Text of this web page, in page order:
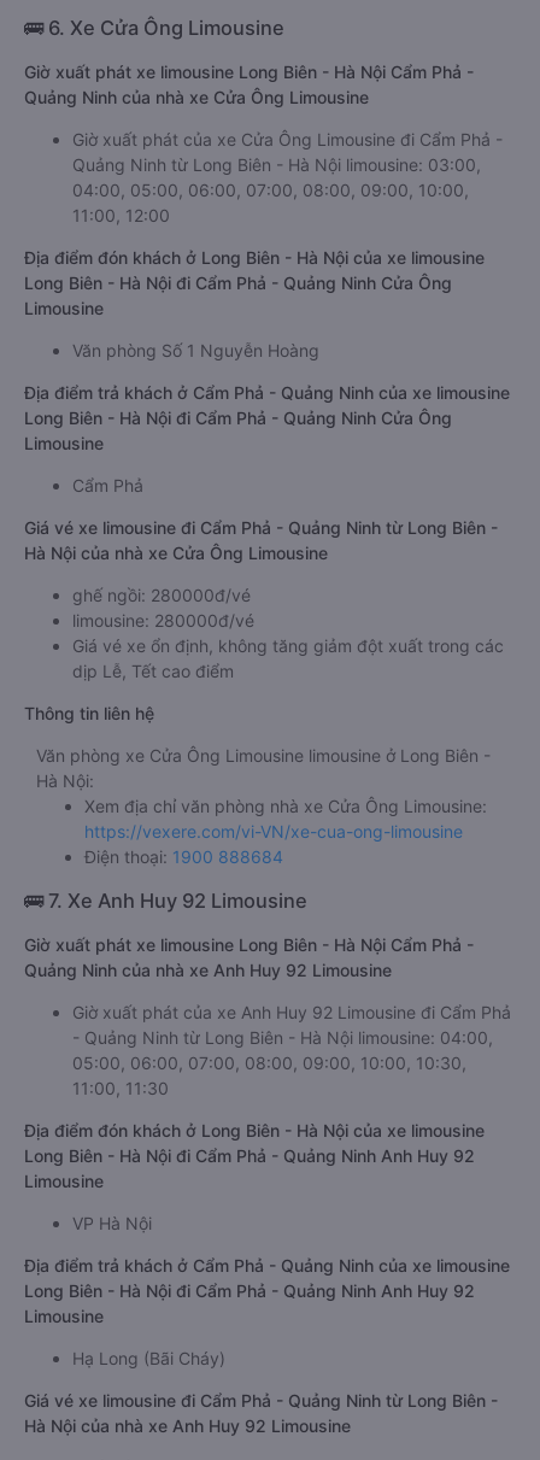
🚌 6. Xe Cửa Ông Limousine
Giờ xuất phát xe limousine Long Biên - Hà Nội Cẩm Phả -
Quảng Ninh của nhà xe Cửa Ông Limousine
Giờ xuất phát của xe Cửa Ông Limousine đi Cẩm Phả -
Quảng Ninh từ Long Biên - Hà Nội limousine: 03:00,
04:00, 05:00, 06:00, 07:00, 08:00, 09:00, 10:00,
11:00, 12:00
Địa điểm đón khách ở Long Biên - Hà Nội của xe limousine
Long Biên - Hà Nội đi Cẩm Phả - Quảng Ninh Cửa Ông
Limousine
Văn phòng Số 1 Nguyễn Hoàng
Địa điểm trả khách ở Cẩm Phả - Quảng Ninh của xe limousine
Long Biên - Hà Nội đi Cẩm Phả - Quảng Ninh Cửa Ông
Limousine
Cẩm Phả
Giá vé xe limousine đi Cẩm Phả - Quảng Ninh từ Long Biên -
Hà Nội của nhà xe Cửa Ông Limousine
ghế ngồi: 280000đ/vé
limousine: 280000đ/vé
Giá vé xe ổn định, không tăng giảm đột xuất trong các
dịp Lễ, Tết cao điểm
Thông tin liên hệ
Văn phòng xe Cửa Ông Limousine limousine ở Long Biên -
Hà Nội:
Xem địa chỉ văn phòng nhà xe Cửa Ông Limousine:
https://vexere.com/vi-VN/xe-cua-ong-limousine
Điện thoại: 1900 888684
🚌 7. Xe Anh Huy 92 Limousine
Giờ xuất phát xe limousine Long Biên - Hà Nội Cẩm Phả -
Quảng Ninh của nhà xe Anh Huy 92 Limousine
Giờ xuất phát của xe Anh Huy 92 Limousine đi Cẩm Phả
- Quảng Ninh từ Long Biên - Hà Nội limousine: 04:00,
05:00, 06:00, 07:00, 08:00, 09:00, 10:00, 10:30,
11:00, 11:30
Địa điểm đón khách ở Long Biên - Hà Nội của xe limousine
Long Biên - Hà Nội đi Cẩm Phả - Quảng Ninh Anh Huy 92
Limousine
VP Hà Nội
Địa điểm trả khách ở Cẩm Phả - Quảng Ninh của xe limousine
Long Biên - Hà Nội đi Cẩm Phả - Quảng Ninh Anh Huy 92
Limousine
Hạ Long (Bãi Cháy)
Giá vé xe limousine đi Cẩm Phả - Quảng Ninh từ Long Biên -
Hà Nội của nhà xe Anh Huy 92 Limousine